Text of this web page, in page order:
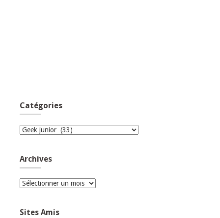
Catégories
Catégories
Archives
Archives
Sites Amis